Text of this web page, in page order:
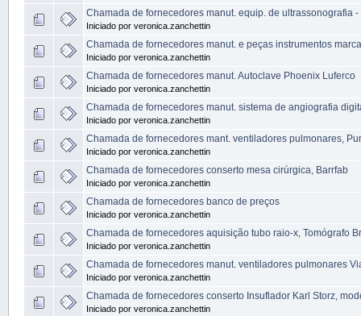
Chamada de fornecedores manut. equip. de ultrassonografia -
Iniciado por veronica.zanchettin
Chamada de fornecedores manut. e peças instrumentos
Iniciado por veronica.zanchettin
Chamada de fornecedores manut. Autoclave Phoenix Luferco
Iniciado por veronica.zanchettin
Chamada de fornecedores manut. sistema de angiografia
Iniciado por veronica.zanchettin
Chamada de fornecedores mant. ventiladores pulmonares,
Iniciado por veronica.zanchettin
Chamada de fornecedores conserto mesa cirúrgica, Barrfab
Iniciado por veronica.zanchettin
Chamada de fornecedores banco de preços
Iniciado por veronica.zanchettin
Chamada de fornecedores aquisição tubo raio-x, Tomógrafo
Iniciado por veronica.zanchettin
Chamada de fornecedores manut. ventiladores pulmonares
Iniciado por veronica.zanchettin
Chamada de fornecedores conserto Insuflador Karl Storz,
Iniciado por veronica.zanchettin